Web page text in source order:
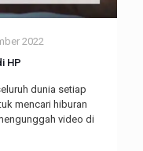
2022
HP
dunia setiap
mencari hiburan
video di